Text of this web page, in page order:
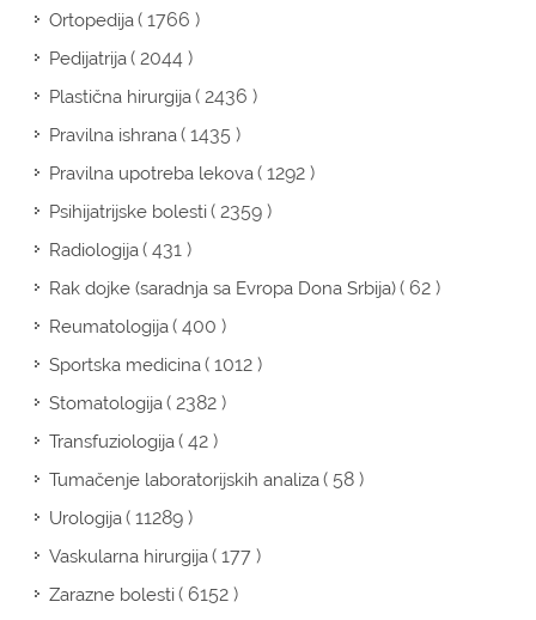
Ortopedija( 1766 )
Pedijatrija( 2044 )
Plastična hirurgija( 2436 )
Pravilna ishrana( 1435 )
Pravilna upotreba lekova( 1292 )
Psihijatrijske bolesti( 2359 )
Radiologija( 431 )
Rak dojke (saradnja sa Evropa Dona Srbija)( 62 )
Reumatologija( 400 )
Sportska medicina( 1012 )
Stomatologija( 2382 )
Transfuziologija( 42 )
Tumačenje laboratorijskih analiza( 58 )
Urologija( 11289 )
Vaskularna hirurgija( 177 )
Zarazne bolesti( 6152 )